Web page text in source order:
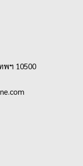
พฯ 10500